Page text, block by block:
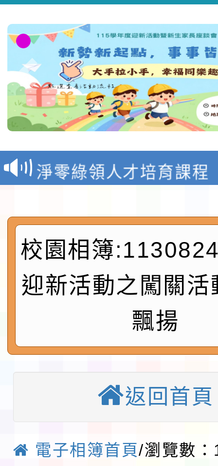
教育部校安中心白海豚
報
淨零綠領人才培育課程
及師生本土語及新住民
實施要點各1份
115年食農教育專業人
程
函轉國家通訊傳播委員
鎮韌性（防空）演習－
速演練執行計畫」
「115年金融知識線上
本校115學年度第1學
告(不再辦理後續甄選)
檢送「桃園市115學年
賽實施要點」1份
本市「115學年度學生
程安排一案
「桃園市補助參觀特色
展演活動實施計畫」
請一案
報
淨零綠領人才培育課程
校園相簿
迎新活動之闖關活
飄揚
返回首頁
電子相簿首頁/瀏覽數